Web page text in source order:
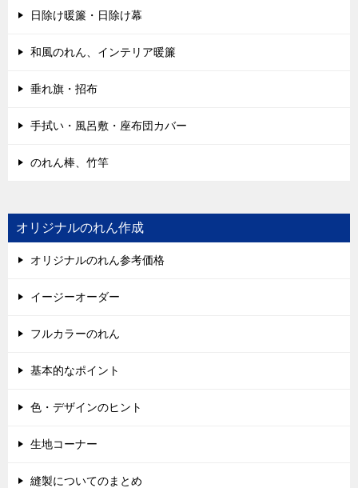
日除け暖簾・日除け幕
和風のれん、インテリア暖簾
垂れ旗・招布
手拭い・風呂敷・座布団カバー
のれん棒、竹竿
オリジナルのれん作成
オリジナルのれん参考価格
イージーオーダー
フルカラーのれん
基本的なポイント
色・デザインのヒント
生地コーナー
縫製についてのまとめ